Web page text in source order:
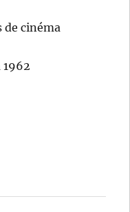
de cinéma
1962